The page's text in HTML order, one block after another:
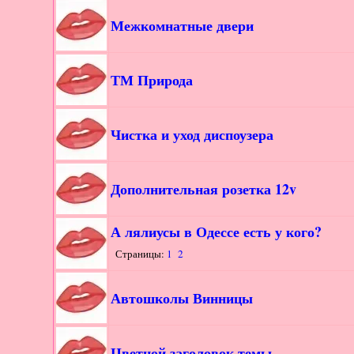
Межкомнатные двери
ТМ Природа
Чистка и уход диспоузера
Дополнительная розетка 12v
А лялиусы в Одессе есть у кого?
Страницы: 1 2
Автошколы Винницы